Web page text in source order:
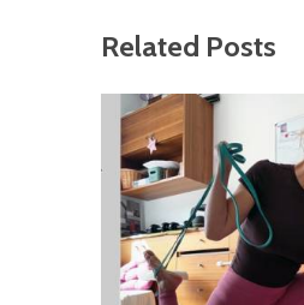
Related Posts